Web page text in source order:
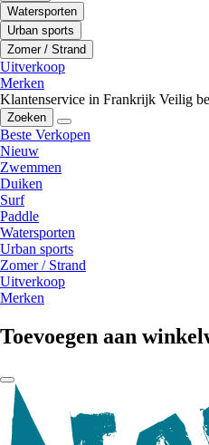
Watersporten
Urban sports
Zomer / Strand
Uitverkoop
Merken
Klantenservice in Frankrijk Veilig
Zoeken
Beste Verkopen
Nieuw
Zwemmen
Duiken
Surf
Paddle
Watersporten
Urban sports
Zomer / Strand
Uitverkoop
Merken
Toevoegen aan